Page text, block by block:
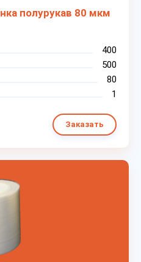
полурукав 80 мкм
400
500
80
1
Заказать